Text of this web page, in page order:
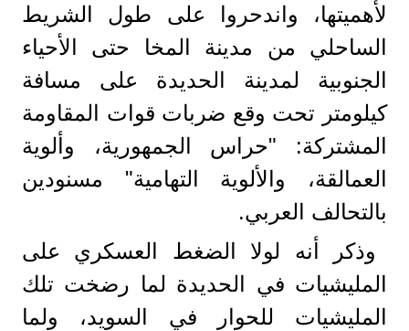
لأهميتها، واندحروا على طول الشريط
الساحلي من مدينة المخا حتى الأحياء
الجنوبية لمدينة الحديدة على مسافة
كيلومتر تحت وقع ضربات قوات المقاومة
المشتركة: "حراس الجمهورية، وألوية
العمالقة، والألوية التهامية" مسنودين
بالتحالف العربي.
وذكر أنه لولا الضغط العسكري على
المليشيات في الحديدة لما رضخت تلك
المليشيات للحوار في السويد، ولما